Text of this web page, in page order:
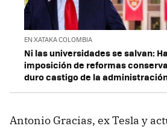
EN XATAKA COLOMBIA
Ni las universidades se salvan:
imposición de reformas
duro castigo de la
Antonio Gracias, ex Tesla y